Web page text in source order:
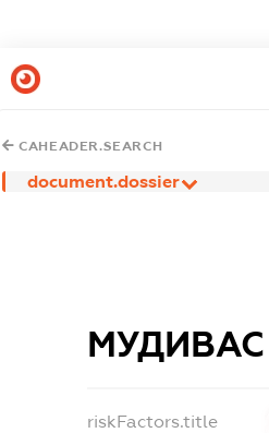
CAHEADER.SEARCH
document.dossier
МУДИВАС
riskFactors.title